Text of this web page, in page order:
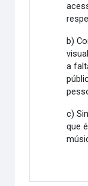
b)
a
c)
que